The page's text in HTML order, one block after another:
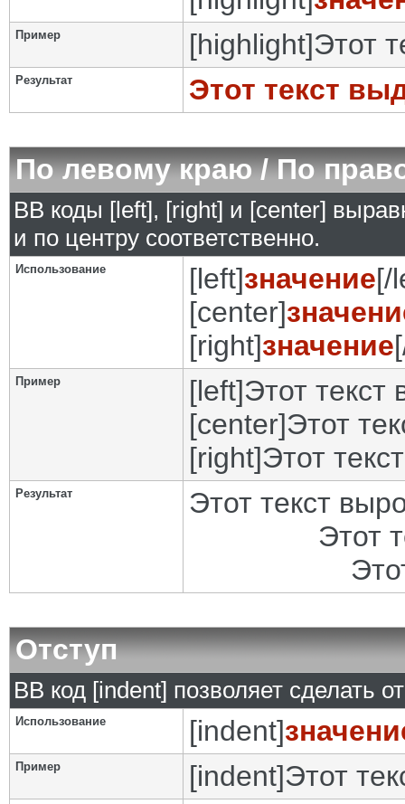
Пример [highlight]Этот
Результат Этот текст
По левому краю / По
BB коды [left], [right] и [center]
и по центру соответственно.
Использование [left]значение[/
[center]
[right]значение
Пример
[left]Этот
[center]Этот
[right]Этот
Результат
Этот текст
Этот
Отступ
BB код [indent] позволяет сделать
Использование [indent]
Пример [indent]Этот